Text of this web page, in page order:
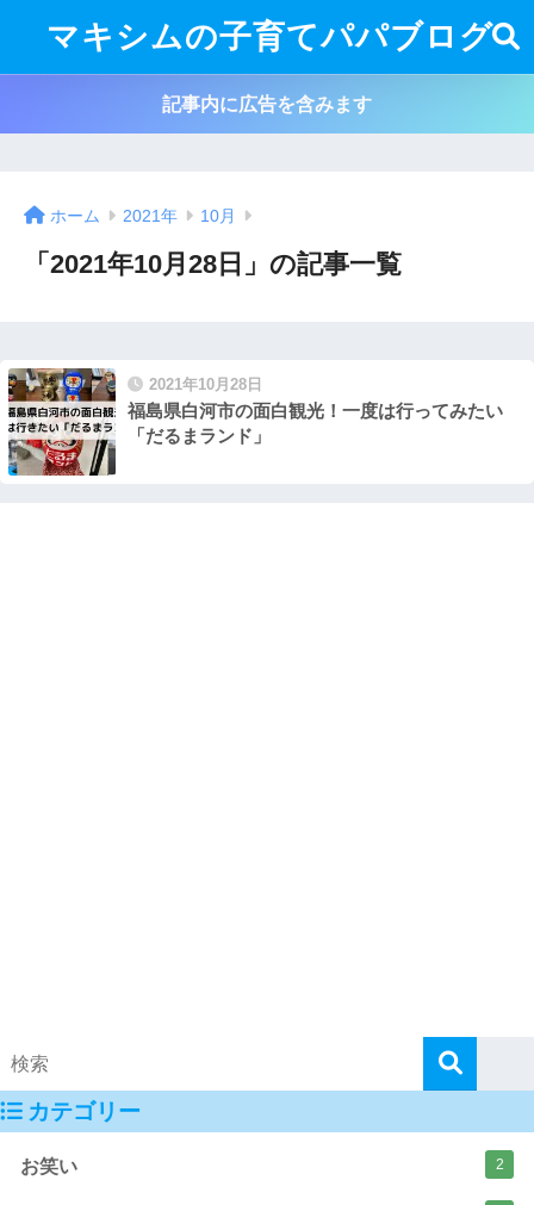
マキシムの子育てパパブログ
記事内に広告を含みます
ホーム 2021年 10月
「2021年10月28日」の記事一覧
2021年10月28日
福島県白河市の面白観光！一度は行ってみたい
「だるまランド」
カテゴリー
お笑い 2